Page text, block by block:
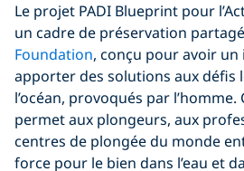
Le projet PADI Blueprint pour
un cadre de préservation
Foundation, conçu pour avoir
apporter des solutions aux défis
l’océan, provoqués par l’homme.
permet aux plongeurs, aux
centres de plongée du monde
force pour le bien dans l’eau et